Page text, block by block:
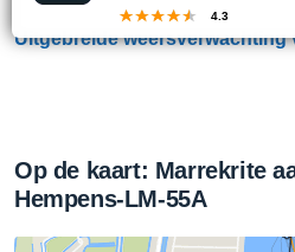
Uitgebreide weersverwachting
Op de kaart: Marrekrite
Hempens-LM-55A
4.3